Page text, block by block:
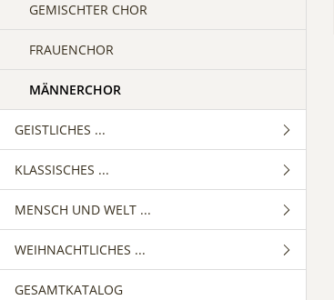
GEMISCHTER CHOR
FRAUENCHOR
MÄNNERCHOR
GEISTLICHES ...
GEMISCHTER CHOR
FRAUENCHOR
MÄNNERCHOR
KLASSISCHES ...
GEMISCHTER CHOR
FRAUENCHOR
MÄNNERCHOR
MENSCH UND WELT ...
GEMISCHTER CHOR
FRAUENCHOR
WEIHNACHTLICHES ...
GEMISCHTER CHOR
GESAMTKATALOG